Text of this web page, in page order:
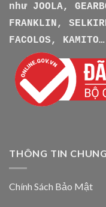
như
JOOLA,
FRANKLIN,
FACOLOS, KAMITO…
THÔNG TIN CHUNG
Chính Sách Bảo Mật